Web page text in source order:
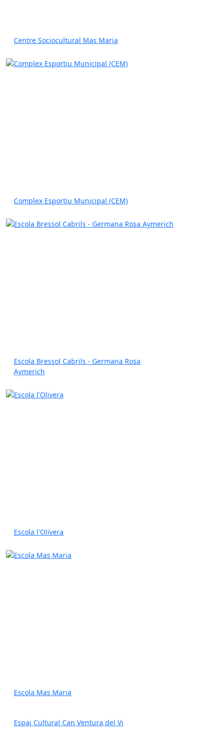
Centre Sociocultural Mas Maria
Complex Esportiu Municipal (CEM)
Escola Bressol Cabrils - Germana Rosa
Aymerich
Escola l'Olivera
Escola Mas Maria
Espai Cultural Can Ventura del Vi